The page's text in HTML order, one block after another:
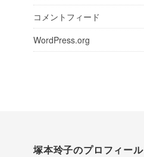
コメントフィード
WordPress.org
塚本玲子のプロフィール